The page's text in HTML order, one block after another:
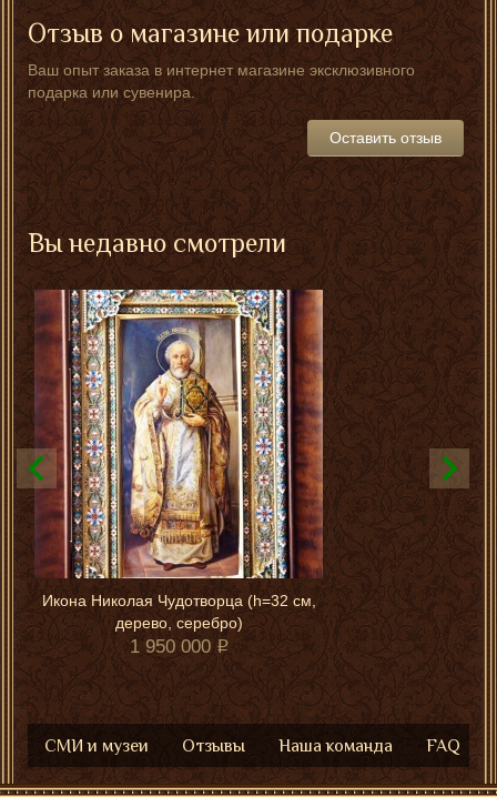
Отзыв о магазине или подарке
Ваш опыт заказа в интернет магазине эксклюзивного
подарка или сувенира.
Оставить отзыв
Вы недавно смотрели
Икона Николая Чудотворца (h=32 см,
дерево, серебро)
1 950 000
СМИ и музеи Отзывы Наша команда FAQ